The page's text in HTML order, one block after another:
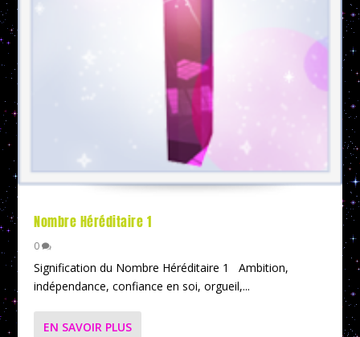
Nombre Héréditaire 1
0
Signification du Nombre Héréditaire 1 Ambition,
indépendance, confiance en soi, orgueil,...
EN SAVOIR PLUS